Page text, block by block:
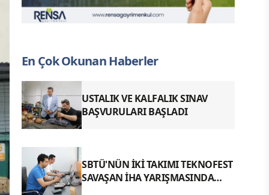
En Çok Okunan Haberler
USTALIK VE KALFALIK SINAV
BAŞVURULARI BAŞLADI
SBTÜ'NÜN İKİ TAKIMI TEKNOFEST
SAVAŞAN İHA YARIŞMASINDA